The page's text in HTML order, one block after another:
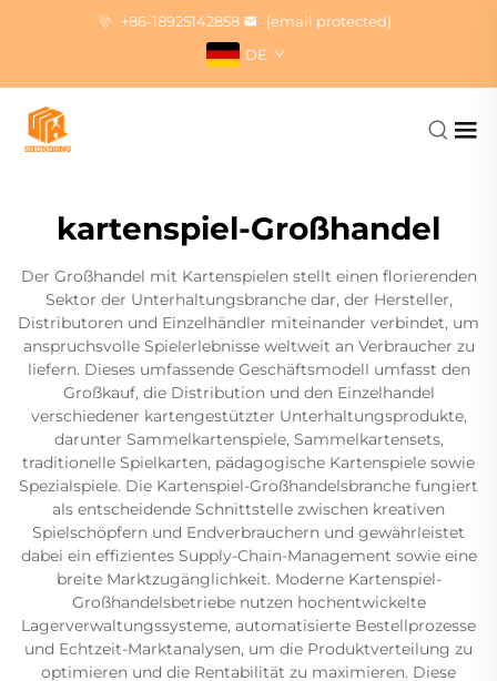
+86-18925142858
[email protected]
DE
kartenspiel-Großhandel
Der Großhandel mit Kartenspielen stellt einen florierenden
Sektor der Unterhaltungsbranche dar, der Hersteller,
Distributoren und Einzelhändler miteinander verbindet, um
anspruchsvolle Spielerlebnisse weltweit an Verbraucher zu
liefern. Dieses umfassende Geschäftsmodell umfasst den
Großkauf, die Distribution und den Einzelhandel
verschiedener kartengestützter Unterhaltungsprodukte,
darunter Sammelkartenspiele, Sammelkartensets,
traditionelle Spielkarten, pädagogische Kartenspiele sowie
Spezialspiele. Die Kartenspiel-Großhandelsbranche fungiert
als entscheidende Schnittstelle zwischen kreativen
Spielschöpfern und Endverbrauchern und gewährleistet
dabei ein effizientes Supply-Chain-Management sowie eine
breite Marktzugänglichkeit. Moderne Kartenspiel-
Großhandelsbetriebe nutzen hochentwickelte
Lagerverwaltungssysteme, automatisierte Bestellprozesse
und Echtzeit-Marktanalysen, um die Produktverteilung zu
optimieren und die Rentabilität zu maximieren. Diese